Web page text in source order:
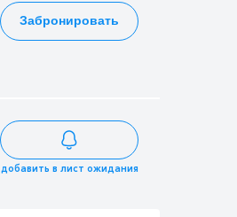
275 292
Забронировать
232 956
добавить в лист ожидания